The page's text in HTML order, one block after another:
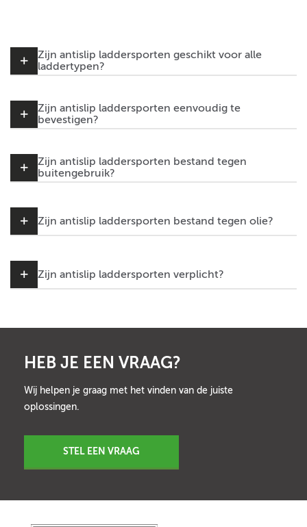
Zijn antislip laddersporten geschikt voor alle
laddertypen?
Zijn antislip laddersporten eenvoudig te
bevestigen?
Zijn antislip laddersporten bestand tegen
buitengebruik?
Zijn antislip laddersporten bestand tegen olie?
Zijn antislip laddersporten verplicht?
HEB JE EEN VRAAG?
Wij helpen je graag met het vinden van de juiste
oplossingen.
STEL EEN VRAAG